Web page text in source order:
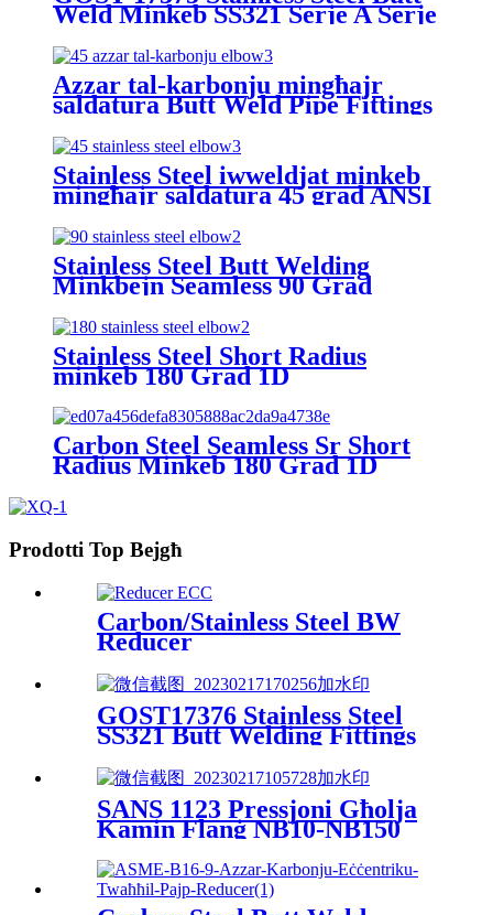
Weld Minkeb SS321 Serje A Serje
Azzar tal-karbonju mingħajr
saldatura Butt Weld Pipe Fittings
Stainless Steel iwweldjat minkeb
mingħajr saldatura 45 grad ANSI
ASME B16.9
Stainless Steel Butt Welding
Minkbejn Seamless 90 Grad
Stainless Steel Short Radius
minkeb 180 Grad 1D
Carbon Steel Seamless Sr Short
Radius Minkeb 180 Grad 1D
Prodotti Top Bejgħ
Carbon/Stainless Steel BW
Reducer
GOST17376 Stainless Steel
SS321 Butt Welding Fittings
SANS 1123 Pressjoni Għolja
Kamin Flanġ NB10-NB150
600Kpa-4000Kpa